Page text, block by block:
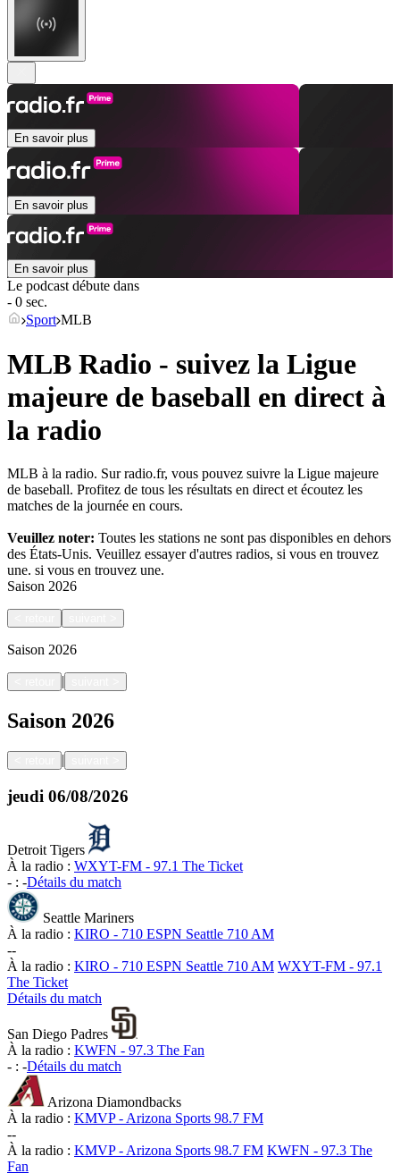
En savoir plus
En savoir plus
En savoir plus
Le podcast débute dans
- 0 sec.
Sport MLB
MLB Radio - suivez la Ligue
majeure de baseball en direct à
la radio
MLB à la radio. Sur radio.fr, vous pouvez suivre la Ligue majeure
de baseball. Profitez de tous les résultats en direct et écoutez les
matches de la journée en cours.
Veuillez noter: Toutes les stations ne sont pas disponibles en dehors
des États-Unis. Veuillez essayer d'autres radios, si vous en trouvez
une. si vous en trouvez une.
Saison 2026
Saison 2026
|
Saison 2026
|
jeudi 06/08/2026
Detroit Tigers
À la radio : WXYT-FM - 97.1 The Ticket
- : -Détails du match
Seattle Mariners
À la radio : KIRO - 710 ESPN Seattle 710 AM
--
À la radio : KIRO - 710 ESPN Seattle 710 AM WXYT-FM - 97.1
The Ticket
Détails du match
San Diego Padres
À la radio : KWFN - 97.3 The Fan
- : -Détails du match
Arizona Diamondbacks
À la radio : KMVP - Arizona Sports 98.7 FM
--
À la radio : KMVP - Arizona Sports 98.7 FM KWFN - 97.3 The
Fan